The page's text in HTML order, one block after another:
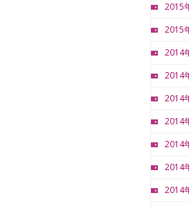
2015
2015
2014
2014
2014
2014
2014
2014
2014